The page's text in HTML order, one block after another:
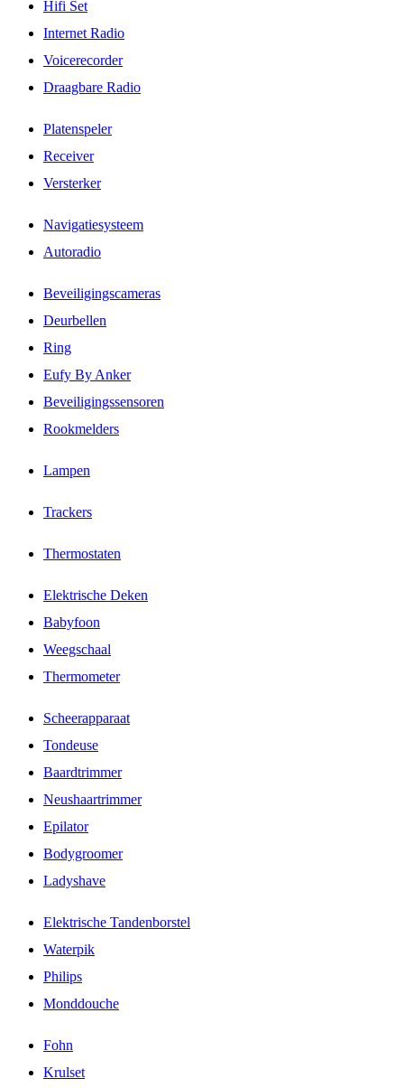
Hifi Set
Internet Radio
Voicerecorder
Draagbare Radio
Platenspeler
Receiver
Versterker
Navigatiesysteem
Autoradio
Beveiligingscameras
Deurbellen
Ring
Eufy By Anker
Beveiligingssensoren
Rookmelders
Lampen
Trackers
Thermostaten
Elektrische Deken
Babyfoon
Weegschaal
Thermometer
Scheerapparaat
Tondeuse
Baardtrimmer
Neushaartrimmer
Epilator
Bodygroomer
Ladyshave
Elektrische Tandenborstel
Waterpik
Philips
Monddouche
Fohn
Krulset